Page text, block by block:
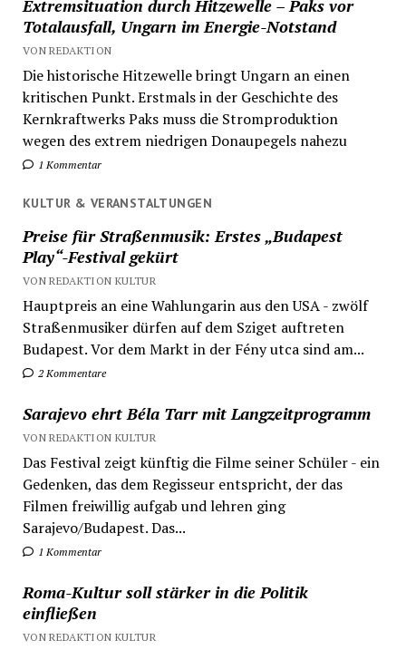
Extremsituation durch Hitzewelle – Paks vor
Totalausfall, Ungarn im Energie-Notstand
VON REDAKTION
Die historische Hitzewelle bringt Ungarn an einen
kritischen Punkt. Erstmals in der Geschichte des
Kernkraftwerks Paks muss die Stromproduktion
wegen des extrem niedrigen Donaupegels nahezu
1 Kommentar
KULTUR & VERANSTALTUNGEN
Preise für Straßenmusik: Erstes „Budapest
Play“-Festival gekürt
VON REDAKTION KULTUR
Hauptpreis an eine Wahlungarin aus den USA - zwölf
Straßenmusiker dürfen auf dem Sziget auftreten
Budapest. Vor dem Markt in der Fény utca sind am...
2 Kommentare
Sarajevo ehrt Béla Tarr mit Langzeitprogramm
VON REDAKTION KULTUR
Das Festival zeigt künftig die Filme seiner Schüler - ein
Gedenken, das dem Regisseur entspricht, der das
Filmen freiwillig aufgab und lehren ging
Sarajevo/Budapest. Das...
1 Kommentar
Roma-Kultur soll stärker in die Politik
einfließen
VON REDAKTION KULTUR